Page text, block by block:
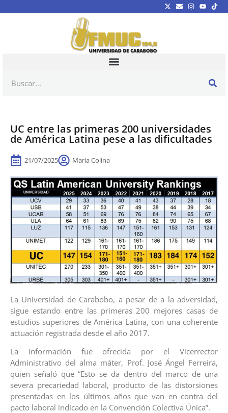
UC entre las primeras 200 universidades
de América Latina pese a las dificultades
21/07/2025 Maria Colina
La Universidad de Carabobo, a pesar de a la adversidad,
sigue estando entre las primeras 200 mejores casas de
estudios superiores de América Latina, con una coherente
actuación registrada desde el año 2017.
La información fue ofrecida por el Vicerrector
Administrativo del alma máter, Prof. José Ángel Ferreira,
quien señaló que “Esto se da dentro del marco de una
severa precariedad laboral, producto de las distorsiones
presentadas en los últimos años que van en contra del
pacto laboral indicado en la Convención Colectiva Única”.